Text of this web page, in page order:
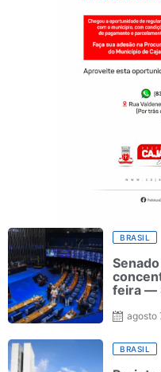
BRASIL
feira —
agosto
BRASIL